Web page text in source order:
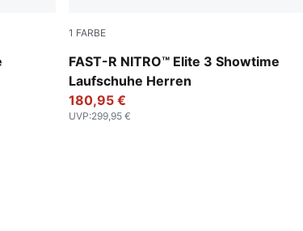
1 FARBE
FAST-R NITRO™ Elite 3 Showtime
Laufschuhe Herren
Poison Pink-PUMA White
180,95 €
UVP:299,95 €